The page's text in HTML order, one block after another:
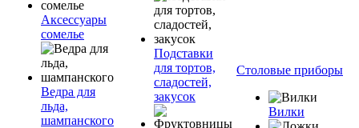
Аксессуары
сомелье
Ведра для
льда,
шампанского
Подставки
для тортов,
сладостей,
закусок
Столовые приборы
Вилки